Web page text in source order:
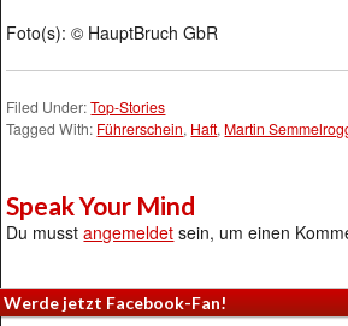
Foto(s): © HauptBruch GbR
Filed Under:Top-Stories
Tagged With: Führerschein, Haft, Martin
Speak Your Mind
Du musstangemeldet sein, um einen
Werde jetzt Facebook-Fan!